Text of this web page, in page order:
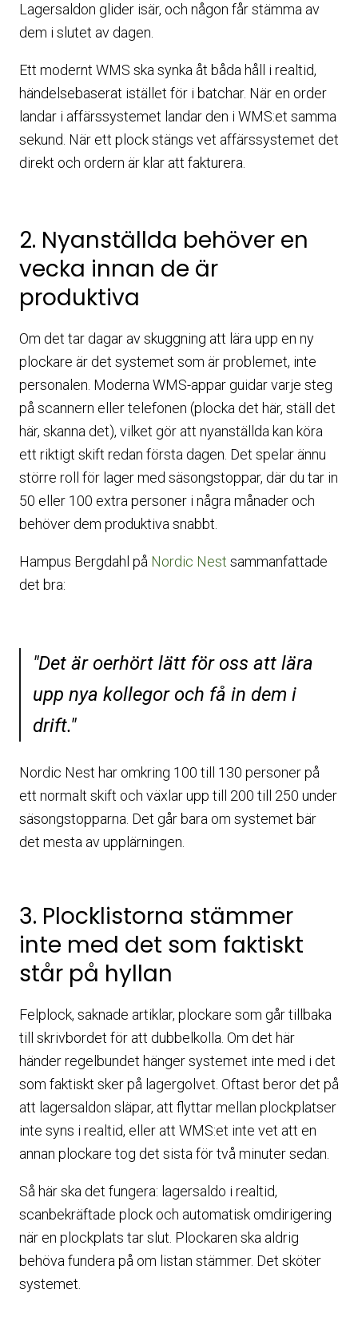
Lagersaldon glider isär, och någon får stämma av
dem i slutet av dagen.
Ett modernt WMS ska synka åt båda håll i realtid,
händelsebaserat istället för i batchar. När en order
landar i affärssystemet landar den i WMS:et samma
sekund. När ett plock stängs vet affärssystemet det
direkt och ordern är klar att fakturera.
2. Nyanställda behöver en
vecka innan de är
produktiva
Om det tar dagar av skuggning att lära upp en ny
plockare är det systemet som är problemet, inte
personalen. Moderna WMS-appar guidar varje steg
på scannern eller telefonen (plocka det här, ställ det
här, skanna det), vilket gör att nyanställda kan köra
ett riktigt skift redan första dagen. Det spelar ännu
större roll för lager med säsongstoppar, där du tar in
50 eller 100 extra personer i några månader och
behöver dem produktiva snabbt.
Hampus Bergdahl på Nordic Nest sammanfattade
det bra:
"Det är oerhört lätt för oss att lära
upp nya kollegor och få in dem i
drift."
Nordic Nest har omkring 100 till 130 personer på
ett normalt skift och växlar upp till 200 till 250 under
säsongstopparna. Det går bara om systemet bär
det mesta av upplärningen.
3. Plocklistorna stämmer
inte med det som faktiskt
står på hyllan
Felplock, saknade artiklar, plockare som går tillbaka
till skrivbordet för att dubbelkolla. Om det här
händer regelbundet hänger systemet inte med i det
som faktiskt sker på lagergolvet. Oftast beror det på
att lagersaldon släpar, att flyttar mellan plockplatser
inte syns i realtid, eller att WMS:et inte vet att en
annan plockare tog det sista för två minuter sedan.
Så här ska det fungera: lagersaldo i realtid,
scanbekräftade plock och automatisk omdirigering
när en plockplats tar slut. Plockaren ska aldrig
behöva fundera på om listan stämmer. Det sköter
systemet.